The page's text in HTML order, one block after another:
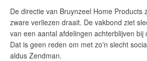
De directie van Bruynzeel Home Products
zware verliezen draait. De vakbond ziet
van een aantal afdelingen achterblijven bij
Dat is geen reden om met zo'n slecht
aldus Zendman.